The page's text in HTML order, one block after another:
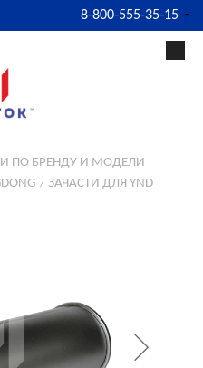
8-800-555-35-15
ПО БРЕНДУ И МОДЕЛИ
ЗАЧАСТИ ДЛЯ YND